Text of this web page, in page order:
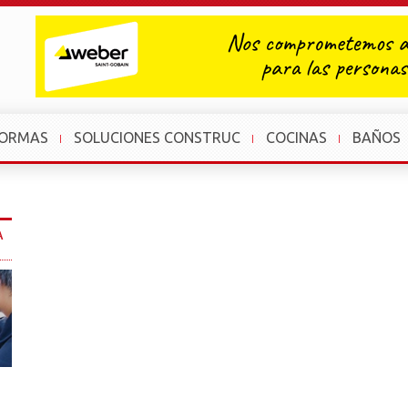
SOLUCIONES CONSTRUC COCINAS BAÑOS